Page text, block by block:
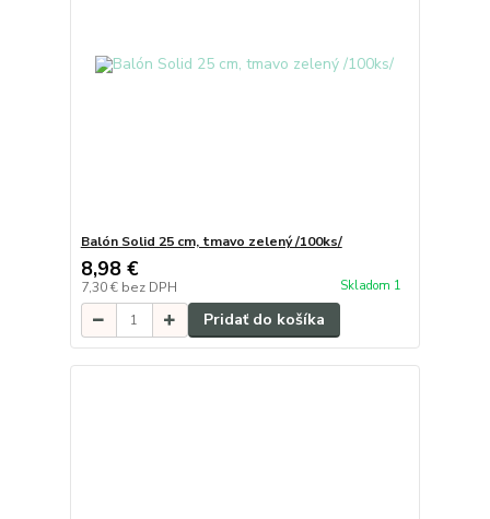
Balón Solid 25 cm, tmavo zelený /100ks/
8,98 €
7,30 € bez DPH Skladom 1
Pridať do košíka